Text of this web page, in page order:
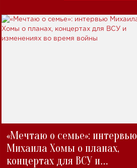
«Мечтаю о семье»: интервью
Михаила Хомы о планах,
концертах для ВСУ и